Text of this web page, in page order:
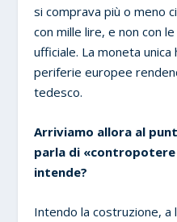
si comprava più o meno
con mille lire, e non con
ufficiale. La moneta
periferie europee
tedesco.
Arriviamo allora al
parla di «contropotere
intende?
Intendo la costruzione, a